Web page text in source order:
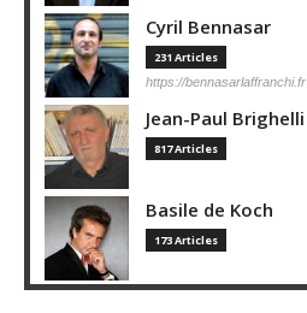
Cyril Bennasar
231 Articles
https://bennasarlaffranchi.fr
Jean-Paul Brighelli
817 Articles
Basile de Koch
173 Articles